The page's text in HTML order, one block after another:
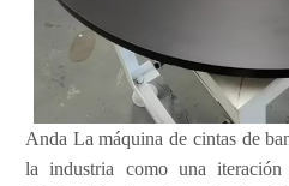
Anda La máquina de cintas de
la industria como una